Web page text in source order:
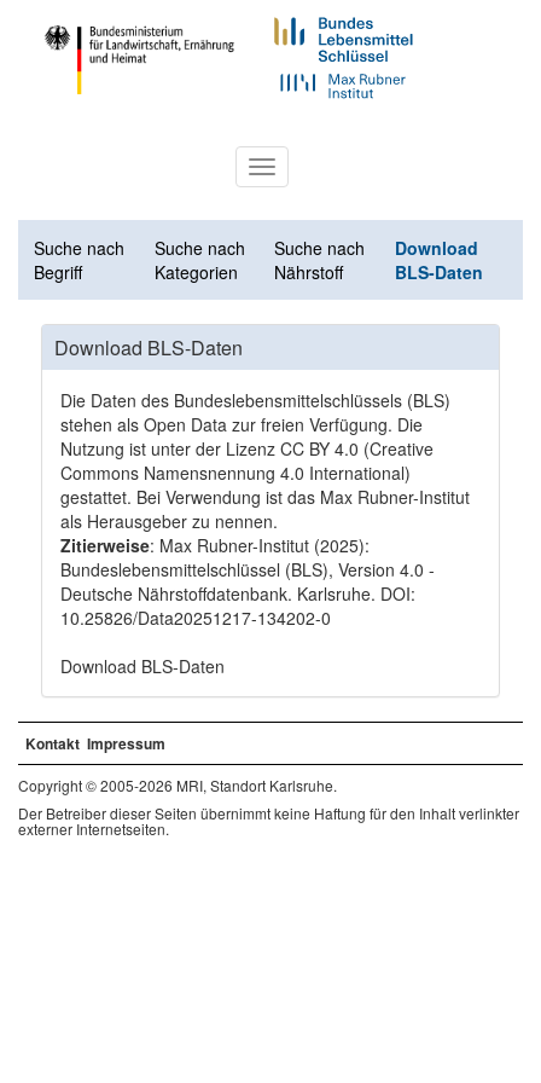
Toggle
navigation
Suche nach
Begriff
Suche nach
Kategorien
Suche nach
Nährstoff
Download
BLS-Daten
Download BLS-Daten
Die Daten des Bundeslebensmittelschlüssels (BLS)
stehen als Open Data zur freien Verfügung. Die
Nutzung ist unter der Lizenz CC BY 4.0 (Creative
Commons Namensnennung 4.0 International)
gestattet. Bei Verwendung ist das Max Rubner-Institut
als Herausgeber zu nennen.
Zitierweise: Max Rubner-Institut (2025):
Bundeslebensmittelschlüssel (BLS), Version 4.0 -
Deutsche Nährstoffdatenbank. Karlsruhe. DOI:
10.25826/Data20251217-134202-0
Download BLS-Daten
Kontakt Impressum
Copyright © 2005-2026 MRI, Standort Karlsruhe.
Der Betreiber dieser Seiten übernimmt keine Haftung für den Inhalt verlinkter
externer Internetseiten.